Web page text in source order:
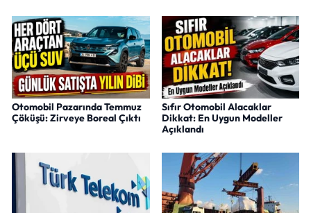
Otomobil Pazarında Temmuz
Çöküşü: Zirveye Boreal Çıktı
Sıfır Otomobil Alacaklar
Dikkat: En Uygun Modeller
Açıklandı